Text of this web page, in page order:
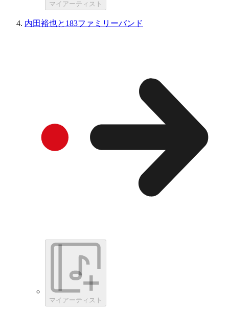
マイアーティスト
内田裕也と183ファミリーバンド
マイアーティスト